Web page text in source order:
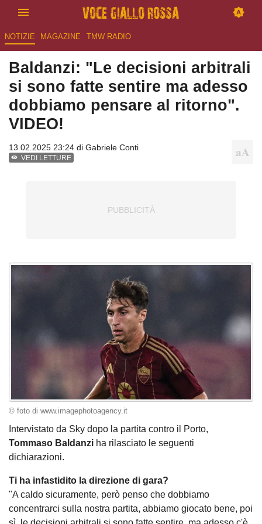
NOTIZIE MAGAZINE TMW RADIO
Baldanzi: "Le decisioni arbitrali
si sono fatte sentire ma adesso
dobbiamo pensare al ritorno".
VIDEO!
13.02.2025 23:24 di Gabriele Conti
VEDI LETTURE
© foto di www.imagephotoagency.it
Intervistato da Sky dopo la partita contro il Porto,
Tommaso Baldanzi ha rilasciato le seguenti
dichiarazioni.
Ti ha infastidito la direzione di gara?
"A caldo sicuramente, però penso che dobbiamo
concentrarci sulla nostra partita, abbiamo giocato bene, poi